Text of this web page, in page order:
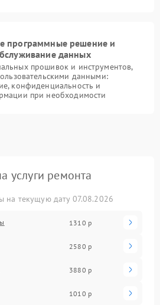
программные решение и
данных
прошивок и инструментов,
данными:
конфиденциальность и
при необходимости
услуги ремонта
на текущую дату 07.08.2026
1310 р
2580 р
3880 р
1010 р